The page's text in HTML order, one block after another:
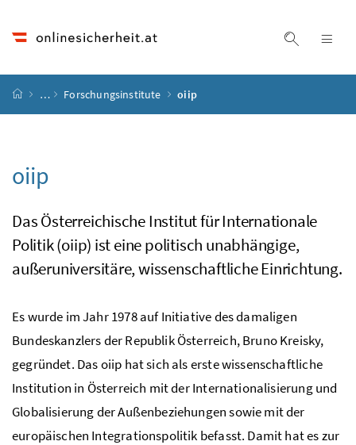
Suche
Startseite
… Forschungsinstitute oiip
oiip
Das Österreichische Institut für Internationale
Politik (oiip) ist eine politisch unabhängige,
außeruniversitäre, wissenschaftliche Einrichtung.
Es wurde im Jahr 1978 auf Initiative des damaligen
Bundeskanzlers der Republik Österreich, Bruno Kreisky,
gegründet. Das oiip hat sich als erste wissenschaftliche
Institution in Österreich mit der Internationalisierung und
Globalisierung der Außenbeziehungen sowie mit der
europäischen Integrationspolitik befasst. Damit hat es zur